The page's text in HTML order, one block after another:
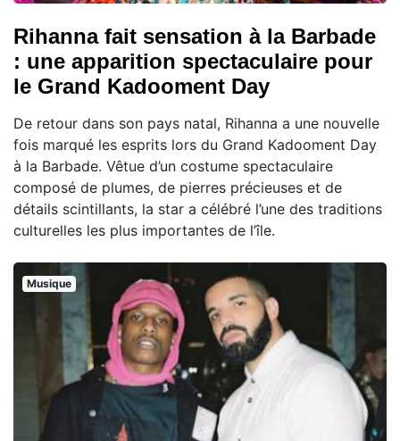
Rihanna fait sensation à la Barbade
: une apparition spectaculaire pour
le Grand Kadooment Day
De retour dans son pays natal, Rihanna a une nouvelle
fois marqué les esprits lors du Grand Kadooment Day
à la Barbade. Vêtue d’un costume spectaculaire
composé de plumes, de pierres précieuses et de
détails scintillants, la star a célébré l’une des traditions
culturelles les plus importantes de l’île.
Musique